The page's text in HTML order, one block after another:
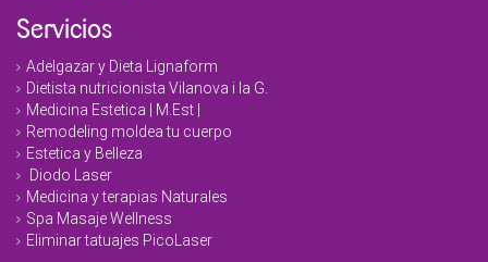
Servicios
Adelgazar y Dieta Lignaform
Dietista nutricionista Vilanova i la G.
Medicina Estetica | M.Est |
Remodeling moldea tu cuerpo
Estetica y Belleza
Diodo Laser
Medicina y terapias Naturales
Spa Masaje Wellness
Eliminar tatuajes PicoLaser